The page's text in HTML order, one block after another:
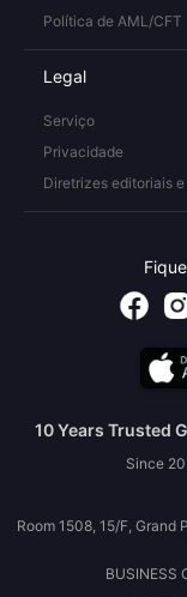
Política de AML/CFT
Legal
Serviço
Privacidade
Diretrizes editoriais
10 Years Trusted
Since
Room 1508, 15/F, Grand
BUSINESS